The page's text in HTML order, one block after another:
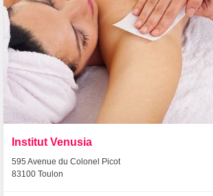
Institut Venusia
595 Avenue du Colonel Picot
83100 Toulon